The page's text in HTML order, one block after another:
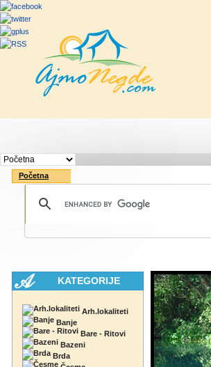
Početna
KATEGORIJE
Arh.lokaliteti
Banje
Bare - Ritovi
Bazeni
Brda